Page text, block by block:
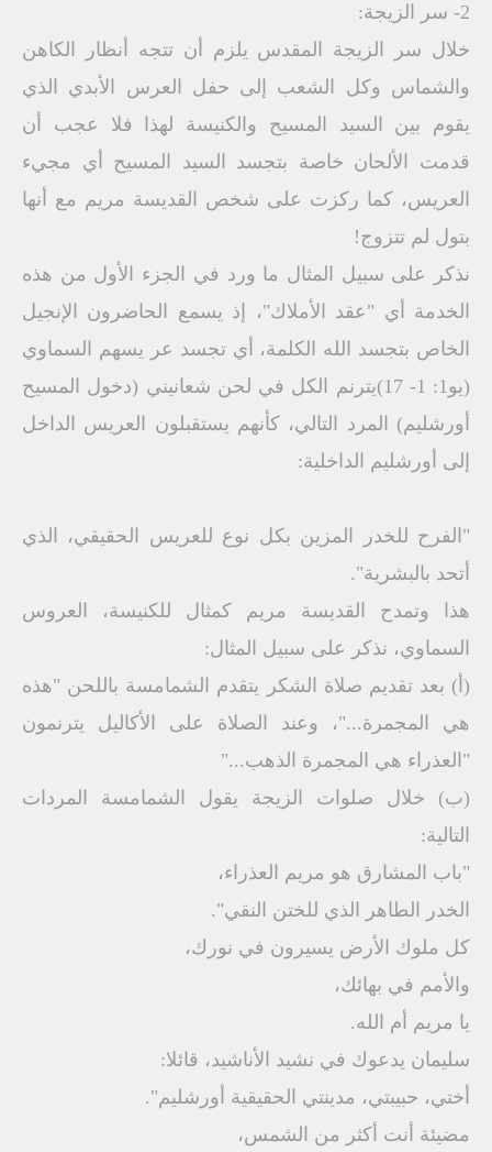
2- سر الزيجة:
خلال سر الزيجة المقدس يلزم أن تتجه أنظار الكاهن
والشماس وكل الشعب إلى حفل العرس الأبدي الذي
يقوم بين السيد المسيح والكنيسة لهذا فلا عجب أن
قدمت الألحان خاصة بتجسد السيد المسيح أي مجيء
العريس، كما ركزت على شخص القديسة مريم مع أنها
بتول لم تتزوج!
نذكر على سبيل المثال ما ورد في الجزء الأول من هذه
الخدمة أي "عقد الأملاك"، إذ يسمع الحاضرون الإنجيل
الخاص بتجسد الله الكلمة، أي تجسد عر يسهم السماوي
(يو1: 1- 17)يترنم الكل في لحن شعانيني (دخول المسيح
أورشليم) المرد التالي، كأنهم يستقبلون العريس الداخل
إلى أورشليم الداخلية:
"الفرح للخدر المزين بكل نوع للعريس الحقيقي، الذي
أتحد بالبشرية".
هذا وتمدح القديسة مريم كمثال للكنيسة، العروس
السماوي، نذكر على سبيل المثال:
(أ‌) بعد تقديم صلاة الشكر يتقدم الشمامسة باللحن "هذه
هي المجمرة..."، وعند الصلاة على الأكاليل يترنمون
"العذراء هي المجمرة الذهب..."
(ب‌) خلال صلوات الزيجة يقول الشمامسة المردات
التالية:
"باب المشارق هو مريم العذراء،
الخدر الطاهر الذي للختن النقي".
كل ملوك الأرض يسيرون في نورك،
والأمم في بهائك،
يا مريم أم الله.
سليمان يدعوك في نشيد الأناشيد، قائلا:
أختي، حبيبتي، مدينتي الحقيقية أورشليم".
مضيئة أنت أكثر من الشمس،